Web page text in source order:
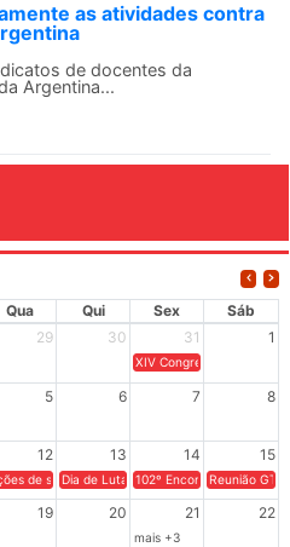
para Dia de
com Cuba em 13 de
seções sindicais e o conjunto
Qua Qui Sex
Sáb
29 30 31 1
XIV Congresso Brasileiro
5 6 7 8
12 13 14 15
a Cuba no Rio Grande do Sul - 100
de solidariedade a Cuba no Rio Grande do
Dia de Luta em Defesa de Cuba e da
102º Encontro da
Reunião
19 20 21 22
mais +3